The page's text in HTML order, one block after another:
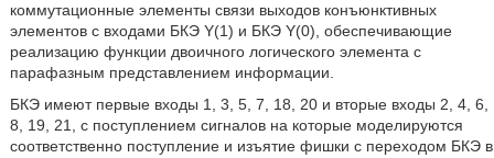
коммутационные элементы связи выходов конъюнктивных
элементов с входами БКЭ Y(1) и БКЭ Y(0), обеспечивающие
реализацию функции двоичного логического элемента с
парафазным представлением информации.
БКЭ имеют первые входы 1, 3, 5, 7, 18, 20 и вторые входы 2, 4, 6,
8, 19, 21, с поступлением сигналов на которые моделируются
соответственно поступление и изъятие фишки с переходом БКЭ в